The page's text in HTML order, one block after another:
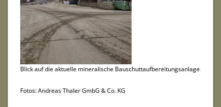
Blick auf die aktuelle mineralische Bauschuttaufbereitungsanlage
Fotos: Andreas Thaler GmbG & Co. KG